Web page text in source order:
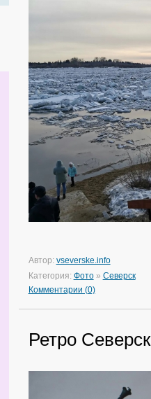
Автор: vseverske.info
Категория: Фото» Северск
Комментарии (0)
Ретро Северск